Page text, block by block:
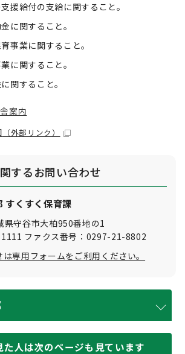
援給付の支給に関すること。
に関すること。
事業に関すること。
に関すること。
関すること。
案内
（外部リンク）
するお問い合わせ
すくすく保育課
県守谷市大柏950番地の1
ファクス番号：0297-21-8802
専用フォームをご利用ください。
た人は次のページも見ています